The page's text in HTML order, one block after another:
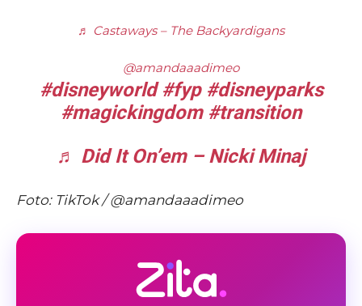
♬ Castaways – The Backyardigans
@amandaaadimeo
#disneyworld #fyp #disneyparks
#magickingdom #transition
♬ Did It On’em – Nicki Minaj
Foto: TikTok / @amandaaadimeo